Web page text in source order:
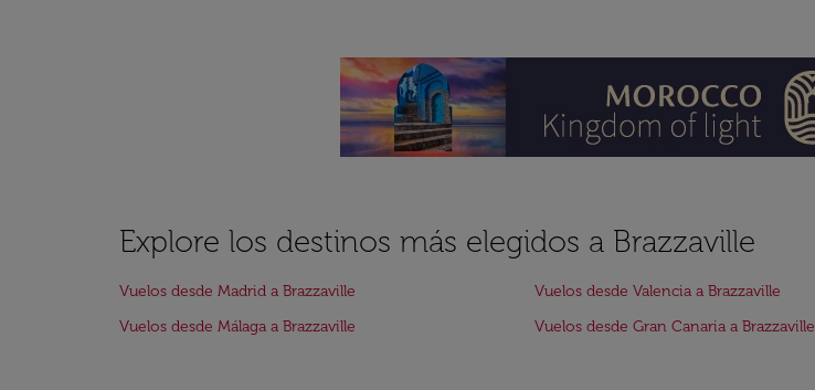
Explore los destinos más elegidos a Brazzaville
Vuelos desde Madrid a Brazzaville Vuelos desde Valencia a Brazzaville
Vuelos desde Málaga a Brazzaville
Vuelos desde Gran Canaria a Brazzaville